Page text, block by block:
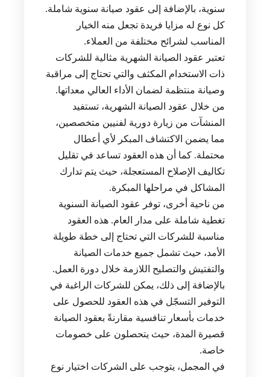
سنوية، بالإضافة إلى عقود صيانة سنوية شاملة.
كل نوع له مزايا فريدة تجعل منه الخيار
المناسب لشرائح مختلفة من العملاء.
تعتبر عقود الصيانة الشهرية مثالية للشركات
ذات الاستخدام المكثف والتي تحتاج إلى مراقبة
وصيانة منتظمة لضمان الأداء العالي معداتها.
من خلال عقود الصيانة الشهرية، تستفيد
المنشآت من زيارة دورية لفنيين متخصصين،
مما يضمن الاكتشاف المبكر لأي أعطال
محتملة. كما أن هذه العقود تساعد في تقليل
تكاليف الإصلاح المستعجلة، حيث يتم تدارك
المشاكل في مراحلها المبكرة.
من ناحية أخرى، توفر عقود الصيانة السنوية
تغطية شاملة على مدار العام. هذه العقود
مناسبة للشركات التي تحتاج إلى خطة طويلة
الأمد، حيث تشمل جميع خدمات الصيانة
والتفتيش والتصليح اللازمة خلال دورة العمل.
بالإضافة إلى ذلك، يمكن للشركات الراغبة في
التوفير التسجّل في هذه العقود للحصول على
خدمات بأسعار تنافسية مقارنةً بعقود الصيانة
قصيرة المدة، حيث يتحصلون على خصومات
خاصة.
في المجمل، يتوجب على الشركات اختيار نوع